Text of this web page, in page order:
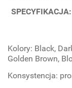
SPECYFIKACJA:
Kolory: Black,
Golden Brown,
Konsystencja: